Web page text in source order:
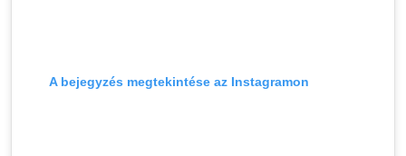
A bejegyzés megtekintése az Instagramon